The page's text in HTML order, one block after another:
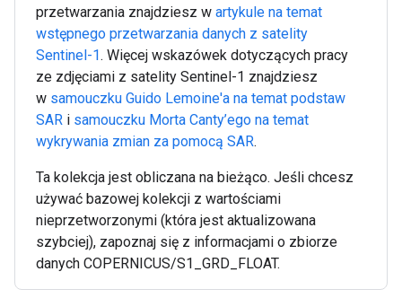
przetwarzania znajdziesz w artykule na temat
wstępnego przetwarzania danych z satelity
Sentinel-1. Więcej wskazówek dotyczących pracy
ze zdjęciami z satelity Sentinel-1 znajdziesz
w samouczku Guido Lemoine'a na temat podstaw
SAR i samouczku Morta Canty’ego na temat
wykrywania zmian za pomocą SAR.
Ta kolekcja jest obliczana na bieżąco. Jeśli chcesz
używać bazowej kolekcji z wartościami
nieprzetworzonymi (która jest aktualizowana
szybciej), zapoznaj się z informacjami o zbiorze
danych COPERNICUS/S1_GRD_FLOAT.